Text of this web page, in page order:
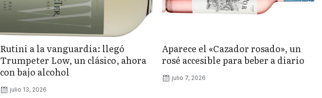
Rutini a la vanguardia: llegó
Trumpeter Low, un clásico, ahora
con bajo alcohol
julio 13, 2026
Aparece el «Cazador rosado», un
rosé accesible para beber a diario
julio 7, 2026